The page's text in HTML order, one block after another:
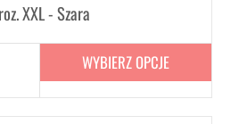
XXL - Szara
WYBIERZ OPCJE